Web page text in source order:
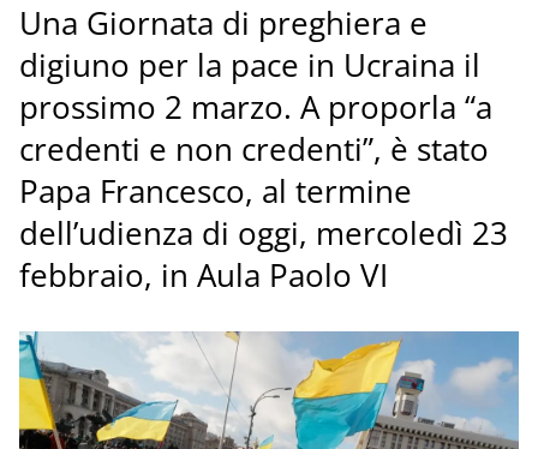
Una Giornata di preghiera e
digiuno per la pace in Ucraina il
prossimo 2 marzo. A proporla “a
credenti e non credenti”, è stato
Papa Francesco, al termine
dell’udienza di oggi, mercoledì 23
febbraio, in Aula Paolo VI